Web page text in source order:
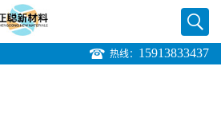
热线： 15913833437